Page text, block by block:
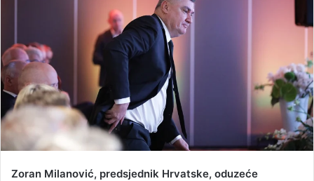
m
a
Zoran Milanović, predsjednik Hrvatske, oduzeće